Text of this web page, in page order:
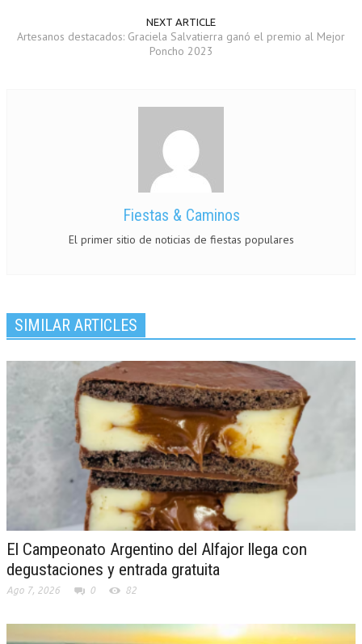
NEXT ARTICLE
Artesanos destacados: Graciela Salvatierra ganó el premio al Mejor
Poncho 2023
Fiestas & Caminos
El primer sitio de noticias de fiestas populares
SIMILAR ARTICLES
El Campeonato Argentino del Alfajor llega con
degustaciones y entrada gratuita
Ago 7, 2026 0 82